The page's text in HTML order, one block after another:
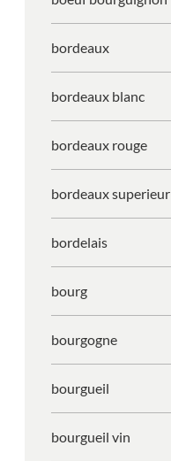
bordeaux
bordeaux blanc
bordeaux rouge
bordeaux superieur
bordelais
bourg
bourgogne
bourgueil
bourgueil vin